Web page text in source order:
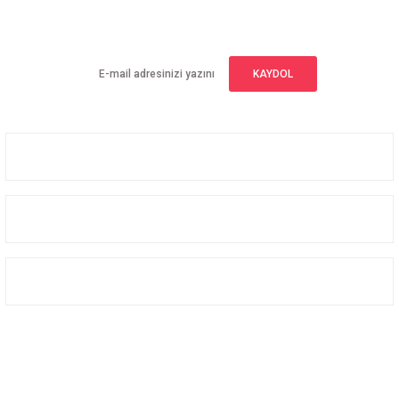
KAYDOL